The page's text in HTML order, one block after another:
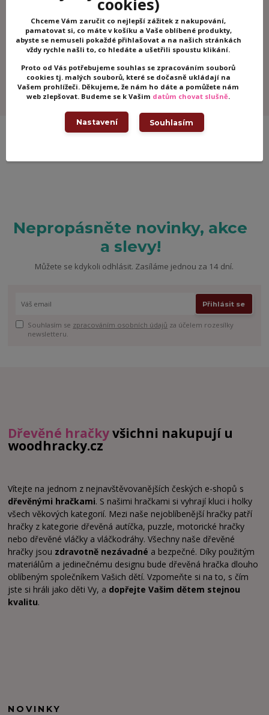
Zboží zařazeno v kategoriích
Puzzle
Puzzle Ludattica
Ludattica
Nepropásněte novinky, akce
a slevy!
Můžete se kdykoli odhlásit. Zasíláme jednou za 14 dní.
Přihlásit se
Souhlasím se zpracováním osobních údajů za účelem rozesílky
newsletteru.
Dřevěné hračkyvšichni nakupují u
woodhracky.cz
Vítejte na jednom z nejnavštěvovanějších českých e-shopů s
dřevěnými hračkami. S našimi hračkami si vyhrají kluci i holky
všech věkových kategorií. Mezi naše nejoblíbenější hračky patří
hračky z kategorie dřevěná autíčka, puzzle, motorické hračky
nebo dřevěné vláčky a vláčkodráhy. Všechny naše dřevěné
hračky jsou zdravotně nezávadné a bezpečné. Díky použitým
materiálům a jedinečnému designu bude dřevěná hračka dlouho
oblíbeným společníkem Vašich dětí. Vzpomeňte si na to, s čím
jste si hráli jako děti Vy, a dopřejte Vašim dětem stejnou
kvalitu.
NOVINKY
cookies)
Chceme Vám zaručit co nejlepší zážitek z nakupování,
pamatovat si, co máte v košíku a Vaše oblíbené produkty,
abyste se nemuseli pokaždé přihlašovat a na našich stránkách
vždy rychle našli to, co hledáte a ušetřili spoustu klikání.
Proto od Vás potřebujeme souhlas se zpracováním souborů
cookies tj. malých souborů, které se dočasně ukládají na
Vašem prohlížeči. Děkujeme, že nám ho dáte a pomůžete nám
web zlepšovat. Budeme se k Vašim datům chovat slušně.
Nastavení Souhlasím